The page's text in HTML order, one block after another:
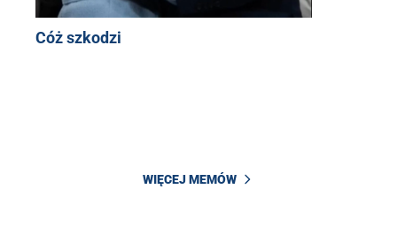
Cóż szkodzi
WIĘCEJ MEMÓW